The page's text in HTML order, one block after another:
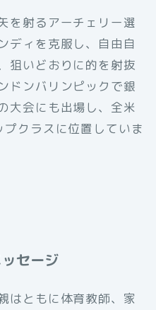
を射るアーチェリー選
ディを克服し、自由自
狙いどおりに的を射抜
ドンバリンピックで銀
大会にも出場し、全米
クラスに位置していま
セージ
はともに体育教師、家